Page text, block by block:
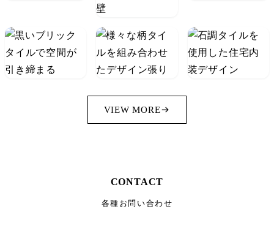
VIEW MORE
CONTACT
各種お問い合わせ